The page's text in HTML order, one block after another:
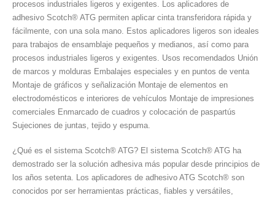
procesos industriales ligeros y exigentes. Los aplicadores de
adhesivo Scotch® ATG permiten aplicar cinta transferidora rápida y
fácilmente, con una sola mano. Estos aplicadores ligeros son ideales
para trabajos de ensamblaje pequeños y medianos, así como para
procesos industriales ligeros y exigentes. Usos recomendados Unión
de marcos y molduras Embalajes especiales y en puntos de venta
Montaje de gráficos y señalización Montaje de elementos en
electrodomésticos e interiores de vehículos Montaje de impresiones
comerciales Enmarcado de cuadros y colocación de paspartús
Sujeciones de juntas, tejido y espuma.
¿Qué es el sistema Scotch® ATG? El sistema Scotch® ATG ha
demostrado ser la solución adhesiva más popular desde principios de
los años setenta. Los aplicadores de adhesivo ATG Scotch® son
conocidos por ser herramientas prácticas, fiables y versátiles,